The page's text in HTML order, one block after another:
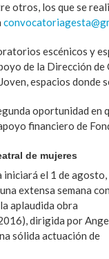
otros, los que se
escénicos y
de la Dirección
espacios donde
oportunidad en
financiero de
de mujeres
iniciará el 1 de agosto,
extensa semana
aplaudida obra
dirigida por
sólida actuación de